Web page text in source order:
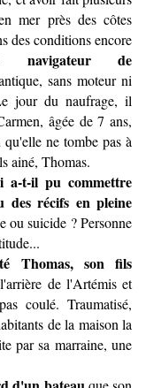
mer près des côtes
des conditions encore
de
sans moteur ni
jour du naufrage, il
âgée de 7 ans,
ne tombe pas à
ainé, Thomas.
a-t-il pu commettre
récifs en pleine
ou suicide ? Personne
Thomas, son fils
de l'Artémis et
coulé. Traumatisé,
de la maison la
par sa marraine, une